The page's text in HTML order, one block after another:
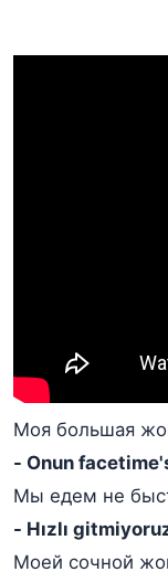
Моя большая
- Onun
Мы едем не
- Hızlı
Моей сочной